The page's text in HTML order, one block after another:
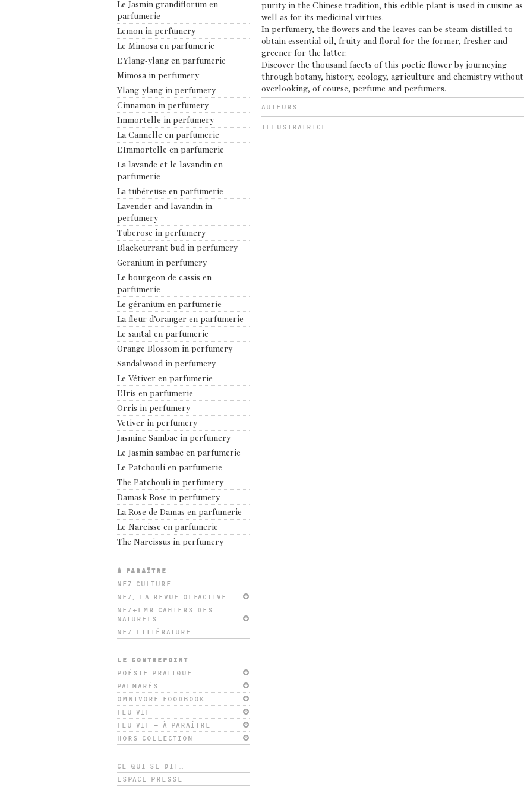
Le Jasmin grandiflorum en
parfumerie
Lemon in perfumery
Le Mimosa en parfumerie
L’Ylang-ylang en parfumerie
Mimosa in perfumery
Ylang-ylang in perfumery
Cinnamon in perfumery
Immortelle in perfumery
La Cannelle en parfumerie
L’Immortelle en parfumerie
La lavande et le lavandin en
parfumerie
La tubéreuse en parfumerie
Lavender and lavandin in
perfumery
Tuberose in perfumery
Blackcurrant bud in perfumery
Geranium in perfumery
Le bourgeon de cassis en
parfumerie
Le géranium en parfumerie
La fleur d’oranger en parfumerie
Le santal en parfumerie
Orange Blossom in perfumery
Sandalwood in perfumery
Le Vétiver en parfumerie
L’Iris en parfumerie
Orris in perfumery
Vetiver in perfumery
Jasmine Sambac in perfumery
Le Jasmin sambac en parfumerie
Le Patchouli en parfumerie
The Patchouli in perfumery
Damask Rose in perfumery
La Rose de Damas en parfumerie
Le Narcisse en parfumerie
The Narcissus in perfumery
À PARAÎTRE
NEZ CULTURE
NEZ, LA REVUE OLFACTIVE
NEZ+LMR CAHIERS DES
NATURELS
NEZ LITTÉRATURE
LE CONTREPOINT
POÉSIE PRATIQUE
PALMARÈS
OMNIVORE FOODBOOK
FEU VIF
FEU VIF – À PARAÎTRE
HORS COLLECTION
CE QUI SE DIT…
ESPACE PRESSE
purity in the Chinese tradition, this edible plant is used in cuisine as
well as for its medicinal virtues.
In perfumery, the flowers and the leaves can be steam-distilled to
obtain essential oil, fruity and floral for the former, fresher and
greener for the latter.
Discover the thousand facets of this poetic flower by journeying
through botany, history, ecology, agriculture and chemistry without
overlooking, of course, perfume and perfumers.
AUTEURS
ILLUSTRATRICE